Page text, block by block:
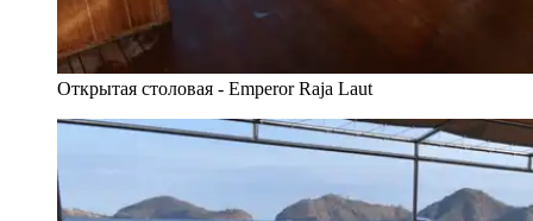
Открытая столовая - Emperor Raja Laut